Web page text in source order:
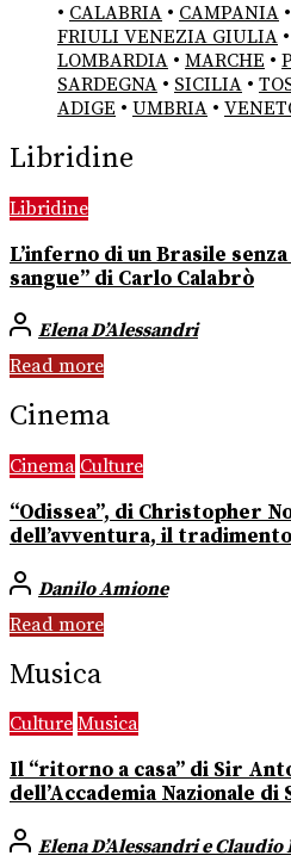
• CALABRIA • CAMPANIA •
FRIULI VENEZIA GIULIA •
LOMBARDIA • MARCHE •
SARDEGNA • SICILIA •
ADIGE • UMBRIA •
Libridine
Libridine
L’inferno di un Brasile
sangue” di Carlo Calabrò
Elena D’Alessandri
Read more
Cinema
Cinema Culture
“Odissea”, di Christopher
dell’avventura, il
Danilo Amione
Read more
Musica
Culture Musica
Il “ritorno a casa” di Sir
dell’Accademia Nazionale di
Elena D’Alessandri e